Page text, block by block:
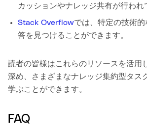
カッションやナレッジ共有が行われ
Stack Overflowでは、特定の技術的
答を見つけることができます。
読者の皆様はこれらのリソースを活用
深め、さまざまなナレッジ集約型タス
学ぶことができます。
FAQ